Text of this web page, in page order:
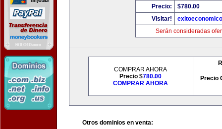
Precio:
$780.00
Visitar!
Serán consideradas
COMPRAR AHORA
Precio $780.00
COMPRAR AHORA
Precio
Otros dominios en venta: